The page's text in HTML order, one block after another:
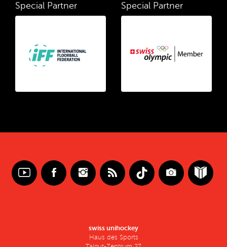
Special Partner Special Partner
swiss unihockey
Haus des Sports